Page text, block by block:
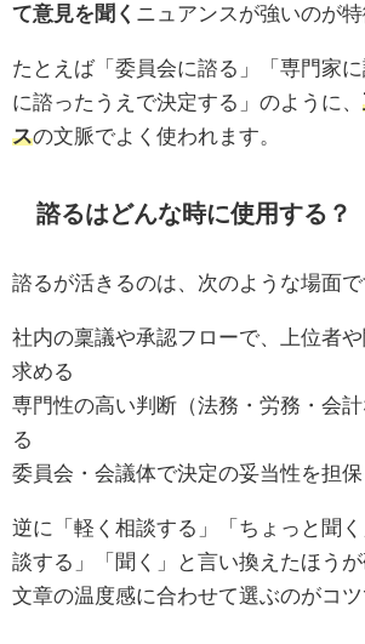
て意見を聞く ニュアンスが強いのが特
たとえば「委員会に諮る」「専門家
に諮ったうえで決定する」のように、
スの文脈でよく使われます。
諮るはどんな時に使用する？
諮るが活きるのは、次のような場面で
社内の稟議や承認フローで、上位者
求める
専門性の高い判断（法務・労務・会
る
委員会・会議体で決定の妥当性を担
逆に「軽く相談する」「ちょっと聞
談する」「聞く」と言い換えたほうが
文章の温度感に合わせて選ぶのがコツ